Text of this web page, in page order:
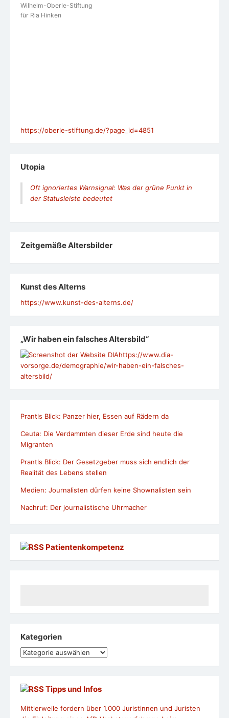
Wilhelm-Oberle-Stiftung
für Ria Hinken
https://oberle-stiftung.de/?page_id=4851
Utopia
Oft ignoriertes Warnsignal: Was der grüne Punkt in
der Statusleiste bedeutet
Zeit­ge­mäße Alters­bil­der
Kunst des Alterns
https://www.kunst-des-alterns.de/
„Wir haben ein falsches Altersbild“
https://www.dia-
vorsorge.de/demographie/wir-haben-ein-falsches-
altersbild/
Prantls Blick: Panzer hier, Essen auf Rädern da
Ceuta: Die Verdammten dieser Erde sind heute die
Migranten
Prantls Blick: Der Gesetzgeber muss sich endlich der
Realität des Lebens stellen
Medien: Journalisten dürfen keine Shownalisten sein
Nachruf: Der journalistische Uhrmacher
Patientenkompetenz
Kategorien
Kategorien
Tipps und Infos
Mittlerweile fordern über 1.000 Juristinnen und Juristen